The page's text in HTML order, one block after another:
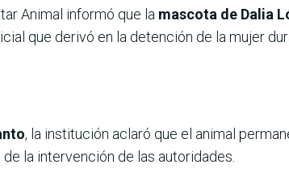
Animal informó que la mascota de Dalia
que derivó en la detención de la mujer
, la institución aclaró que el animal
de la intervención de las autoridades.